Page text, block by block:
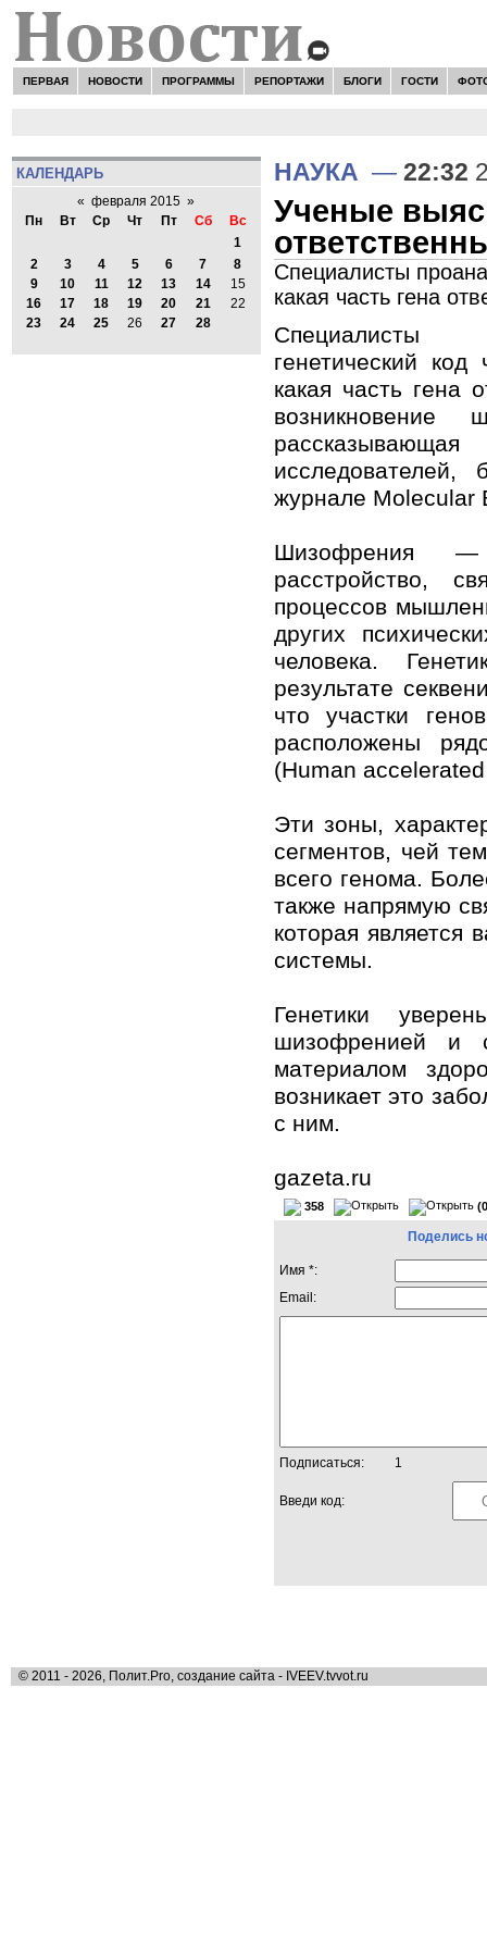
ПЕРВАЯ НОВОСТИ ПРОГРАММЫ РЕПОРТАЖИ БЛОГИ ГОСТИ
КАЛЕНДАРЬ
« февраля 2015 »
Пн
Вт Ср Чт Пт Сб
Вс
1
2
3 4 5 6 7
8
9
10 11 12 13 14
15
16
17 18 19 20 21
22
23
24 25 26 27 28
НАУКА — 22:32
Ученые
Специалисты
какая часть гена
Специалисты
генетический
какая часть гена
возникновение
исследователей,
журнале Molecular
Шизофрения —
расстройство,
процессов
других
человека.
результате
что участки
расположены
(Human
Эти зоны,
сегментов, чей
всего генома.
также напрямую
которая является
системы.
Генетики
шизофренией и
материалом
возникает это
с ним.
gazeta.ru
358
Поделись
Имя *:
Email:
Подписаться: 1
Введи код:
© 2011 - 2026, Полит.Pro, создание сайта - IVEEV.tvvot.ru